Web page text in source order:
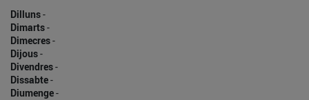
Dilluns-
Dimarts-
Dimecres-
Dijous-
Divendres-
Dissabte-
Diumenge-